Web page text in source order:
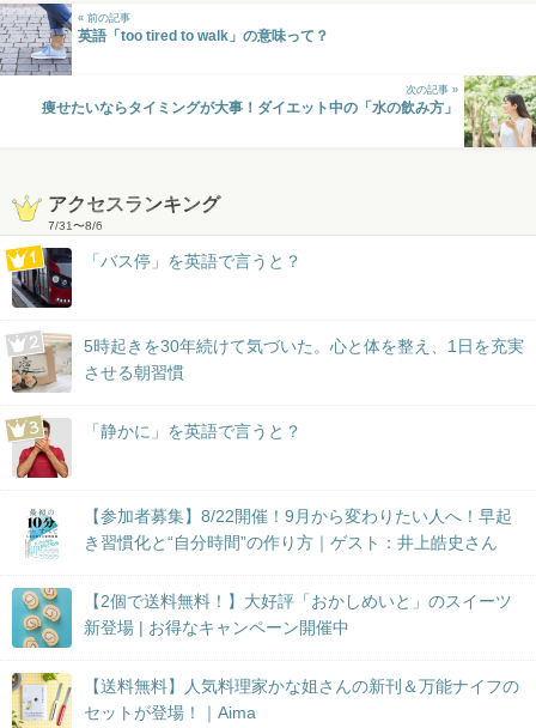
« 前の記事
英語「too tired to walk」の意味って？
次の記事 »
痩せたいならタイミングが大事！ダイエット中の「水の飲み方」
アクセスランキング
7/31〜8/6
「バス停」を英語で言うと？
5時起きを30年続けて気づいた。心と体を整え、1日を充実
させる朝習慣
「静かに」を英語で言うと？
【参加者募集】8/22開催！9月から変わりたい人へ！早起
き習慣化と“自分時間”の作り方｜ゲスト：井上皓史さん
【2個で送料無料！】大好評「おかしめいと」のスイーツ
新登場 | お得なキャンペーン開催中
【送料無料】人気料理家かな姐さんの新刊＆万能ナイフの
セットが登場！｜Aima